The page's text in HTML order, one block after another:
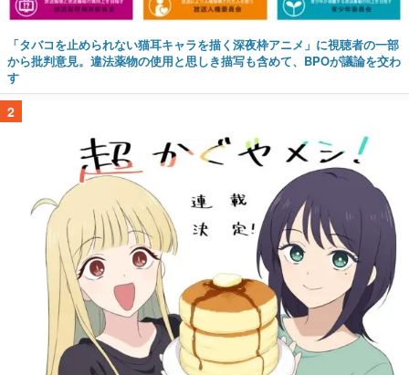
「タバコを止められない猫耳キャラを描く深夜枠アニメ」に視聴者の一部
から批判意見。違法薬物の使用と思しき描写も含めて、BPOが議論を交わ
す
2